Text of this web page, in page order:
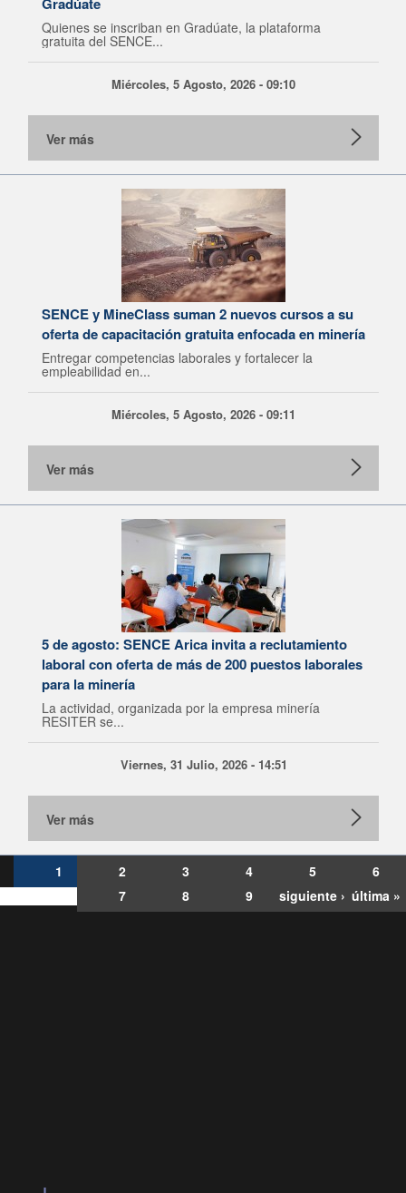
Quienes se inscriban en Gradúate, la plataforma
gratuita del SENCE...
Miércoles, 5 Agosto, 2026 - 09:10
Ver más
SENCE y MineClass suman 2 nuevos cursos a su
oferta de capacitación gratuita enfocada en minería
Entregar competencias laborales y fortalecer la
empleabilidad en...
Miércoles, 5 Agosto, 2026 - 09:11
Ver más
5 de agosto: SENCE Arica invita a reclutamiento
laboral con oferta de más de 200 puestos laborales
para la minería
La actividad, organizada por la empresa minería
RESITER se...
Viernes, 31 Julio, 2026 - 14:51
Ver más
1 2 3 4 5
6
7
8 9 siguiente › última »